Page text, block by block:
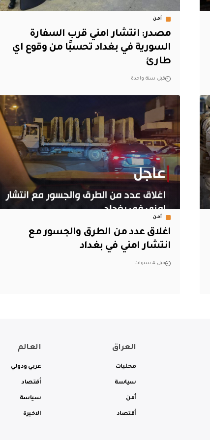
أمن
مصدر: انتشار امني قرب السفارة
السورية في بغداد تحسبًا من وقوع اي
طارئ
قبل سنة واحدة
أمن
اغلاق عدد من الطرق والجسور مع
انتشار امني في بغداد
قبل 4 سنوات
العراق
محليات
سياسة
أمن
أقتصاد
العالم
عربي ودولي
أقتصاد
سياسة
الاخيرة